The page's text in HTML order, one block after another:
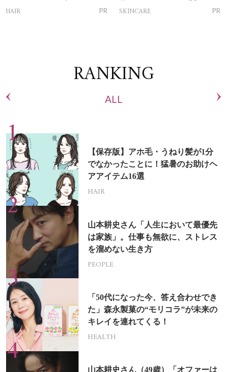
トリートメントって？
HAIR PR
ム」
SKINCARE PR
RANKING
ALL
【保存版】アホ毛・うねり髪が1分
でなかったことに！猛暑のお助けヘ
アアイテム16選
HAIR
山本耕史さん「人生において最優先
は家族」。仕事も無欲に、ストレス
を溜めない生き方
PEOPLE
「50代になった今、答え合わせでき
た」森永製菓の“モリコラ”が未来の
キレイを連れてくる！
HEALTH
山本耕史さん（49歳）「オファーは